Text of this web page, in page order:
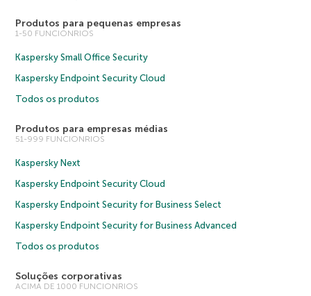
Produtos para pequenas empresas
1-50 FUNCIONRIOS
Kaspersky Small Office Security
Kaspersky Endpoint Security Cloud
Todos os produtos
Produtos para empresas médias
51-999 FUNCIONRIOS
Kaspersky Next
Kaspersky Endpoint Security Cloud
Kaspersky Endpoint Security for Business Select
Kaspersky Endpoint Security for Business Advanced
Todos os produtos
Soluções corporativas
ACIMA DE 1000 FUNCIONRIOS